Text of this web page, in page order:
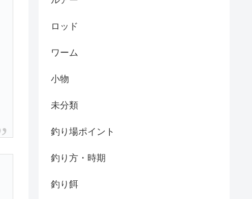
ロッド
ワーム
小物
未分類
釣り場ポイント
釣り方・時期
釣り餌